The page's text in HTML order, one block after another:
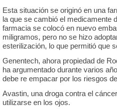
Esta situación se originó en una
la que se cambió el medicamente
farmacia se colocó en nuevo
miligramos, pero no se hizo
esterilización, lo que permitió que
Genentech, ahora propiedad de
ha argumentado durante varios
debe re empacar por los riesgos
Avastin, una droga contra el
utilizarse en los ojos.